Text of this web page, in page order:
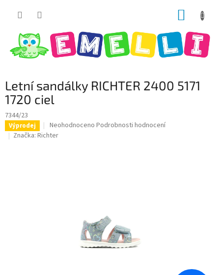
Letní sandálky RICHTER 2400 5171
1720 ciel
7344/23
Výprodej
Průměrné
hodnocení
Neohodnoceno Podrobnosti hodnocení
Značka: Richter